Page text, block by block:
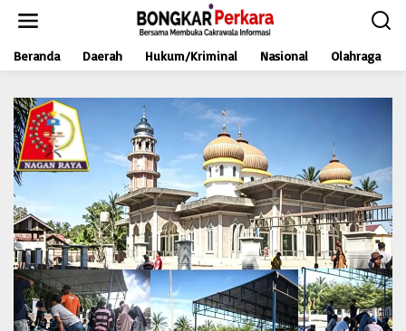
t
Beranda Daerah Hukum/Kriminal Nasional Olahraga